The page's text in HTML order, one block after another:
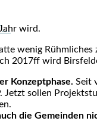
wird.
wenig
2017ff wird
Kon­zept­pha­se. Seit
Jetzt sol­len
die Gemein­den